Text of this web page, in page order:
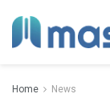
Home News